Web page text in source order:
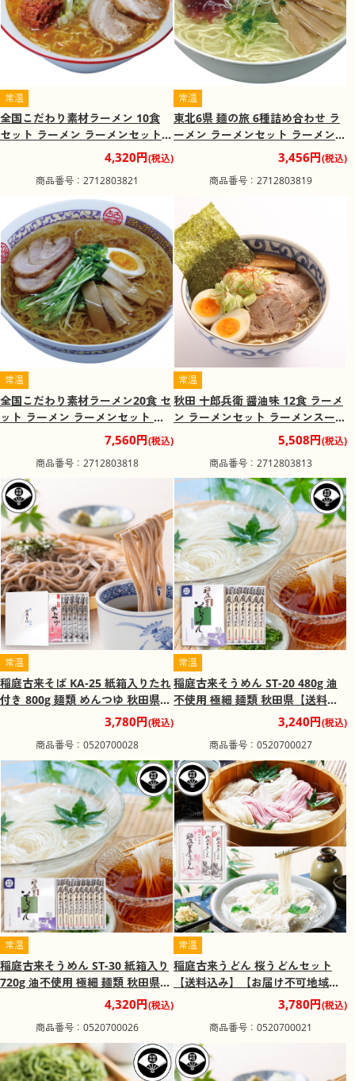
常温
全国こだわり素材ラーメン 10食
セット ラーメン ラーメンセット
ラーメンスープ【送料込み】
4,320円(税込)
商品番号：2712803821
常温
東北6県 麺の旅 6種詰め合わせ ラ
ーメン ラーメンセット ラーメンス
3,456円(税込)
商品番号：2712803819
常温
全国こだわり素材ラーメン20食 セ
ット ラーメン ラーメンセット ラ
ーメンスープ【送料込み】
7,560円(税込)
商品番号：2712803818
常温
秋田 十郎兵衛 醤油味 12食 ラーメ
ン ラーメンセット ラーメンスープ
5,508円(税込)
商品番号：2712803813
常温
稲庭古来そば KA-25 紙箱入りたれ
付き 800g 麺類 めんつゆ 秋田県
【送料込み】【お届け不可地域：
3,780円(税込)
商品番号：0520700028
常温
稲庭古来そうめん ST-20 480g 油
不使用 極細 麺類 秋田県【送料込
み】【お届け不可地域：沖縄・離
3,240円(税込)
商品番号：0520700027
常温
稲庭古来そうめん ST-30 紙箱入り
720g 油不使用 極細 麺類 秋田県
【送料込み】【お届け不可地域：
4,320円(税込)
商品番号：0520700026
常温
稲庭古来うどん 桜うどんセット
【送料込み】【お届け不可地域：
3,780円(税込)
商品番号：0520700021